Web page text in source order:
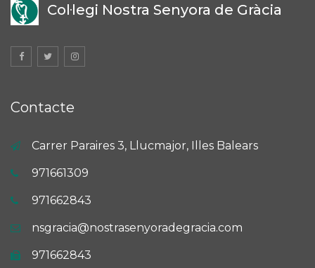
Col·legi Nostra Senyora de Gràcia
Contacte
Carrer Paraires 3, Llucmajor, Illes Balears
971661309
971662843
nsgracia@nostrasenyoradegracia.com
971662843